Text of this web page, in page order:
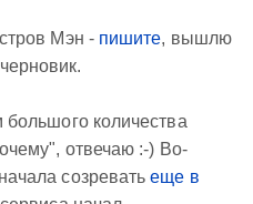
Мэн - пишите, вышлю
количества
отвечаю :-) Во-
созреватьеще в